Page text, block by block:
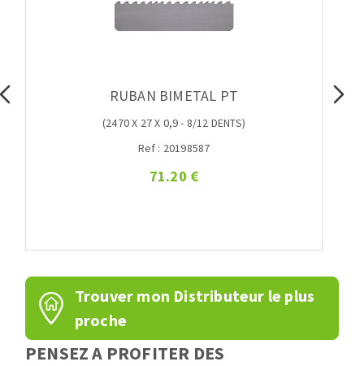
RUBAN BIMETAL PT
(2470 X 27 X 0,9 - 8/12 DENTS)
Ref : 20198587
71.20 €
Trouver mon Distributeur le plus
proche
PENSEZ A PROFITER DES